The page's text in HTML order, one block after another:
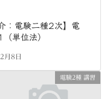
：電験二種2次】電
単位法）
月8日
電験2種 講習